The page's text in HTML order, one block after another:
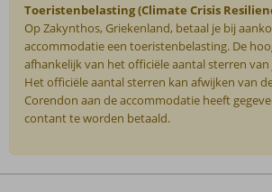
Toeristenbelasting (Climate Crisis
Op Zakynthos, Griekenland, betaal je bij
accommodatie een toeristenbelasting. De
afhankelijk van het officiële aantal sterren
Het officiële aantal sterren kan afwijken van
Corendon aan de accommodatie heeft
contant te worden betaald.